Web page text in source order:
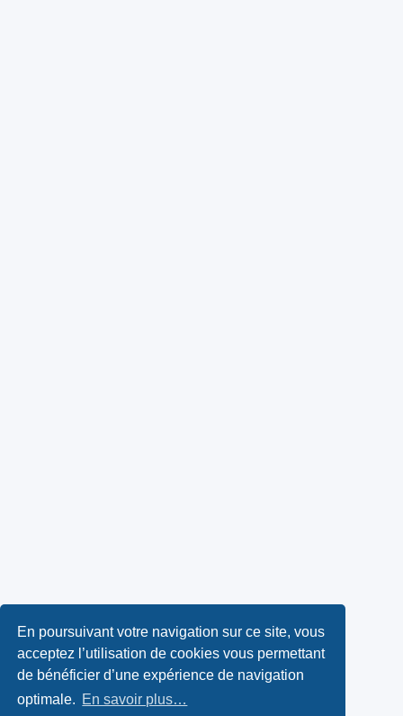
En poursuivant votre navigation sur ce site, vous
acceptez l’utilisation de cookies vous permettant
de bénéficier d’une expérience de navigation
optimale. En savoir plus…